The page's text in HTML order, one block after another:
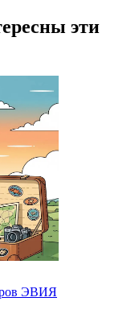
эти
ЭВИЯ